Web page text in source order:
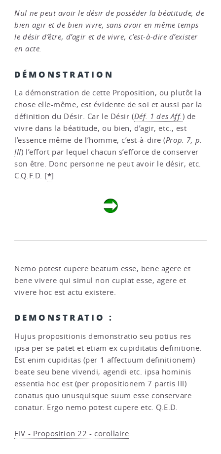
Nul ne peut avoir le désir de posséder la béatitude, de
bien agir et de bien vivre, sans avoir en même temps
le désir d’être, d’agir et de vivre, c’est-à-dire d’exister
en acte.
DÉMONSTRATION
La démonstration de cette Proposition, ou plutôt la
chose elle-même, est évidente de soi et aussi par la
définition du Désir. Car le Désir (Déf. 1 des Aff.) de
vivre dans la béatitude, ou bien, d’agir, etc., est
l’essence même de l’homme, c’est-à-dire (Prop. 7, p.
III) l’effort par lequel chacun s’efforce de conserver
son être. Donc personne ne peut avoir le désir, etc.
C.Q.F.D. [*]
Nemo potest cupere beatum esse, bene agere et
bene vivere qui simul non cupiat esse, agere et
vivere hoc est actu existere.
DEMONSTRATIO :
Hujus propositionis demonstratio seu potius res
ipsa per se patet et etiam ex cupiditatis definitione.
Est enim cupiditas (per 1 affectuum definitionem)
beate seu bene vivendi, agendi etc. ipsa hominis
essentia hoc est (per propositionem 7 partis III)
conatus quo unusquisque suum esse conservare
conatur. Ergo nemo potest cupere etc. Q.E.D.
EIV - Proposition 22 - corollaire.